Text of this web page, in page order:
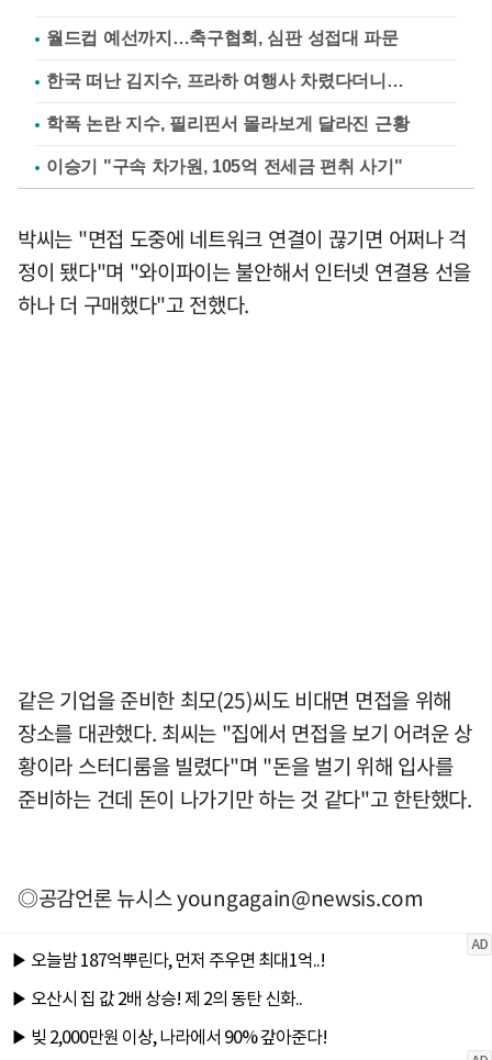
월드컵 예선까지…축구협회, 심판 성접대 파문
한국 떠난 김지수, 프라하 여행사 차렸다더니…
학폭 논란 지수, 필리핀서 몰라보게 달라진 근황
이승기 "구속 차가원, 105억 전세금 편취 사기"
박씨는 "면접 도중에 네트워크 연결이 끊기면 어쩌나 걱
정이 됐다"며 "와이파이는 불안해서 인터넷 연결용 선을
하나 더 구매했다"고 전했다.
같은 기업을 준비한 최모(25)씨도 비대면 면접을 위해
장소를 대관했다. 최씨는 "집에서 면접을 보기 어려운 상
황이라 스터디룸을 빌렸다"며 "돈을 벌기 위해 입사를
준비하는 건데 돈이 나가기만 하는 것 같다"고 한탄했다.
◎공감언론 뉴시스youngagain@newsis.com